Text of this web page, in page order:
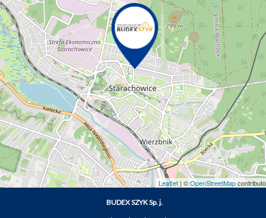
Leaflet | ©OpenStreetMap
BUDEX SZYK Sp. j.